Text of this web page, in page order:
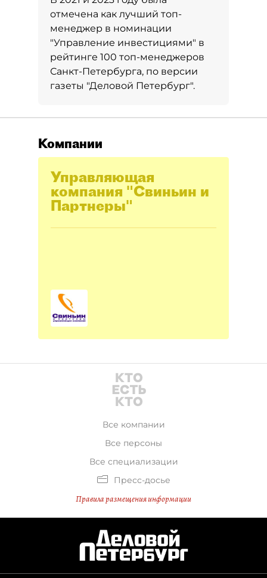
отмечена как лучший топ-
менеджер в номинации
"Управление инвестициями" в
рейтинге 100 топ-менеджеров
Санкт-Петербурга, по версии
газеты "Деловой Петербург".
Компании
Управляющая
компания "Свиньин и
Партнеры"
Все компании
Все персоны
Все специализации
Пресс-досье
Правила размещения информации